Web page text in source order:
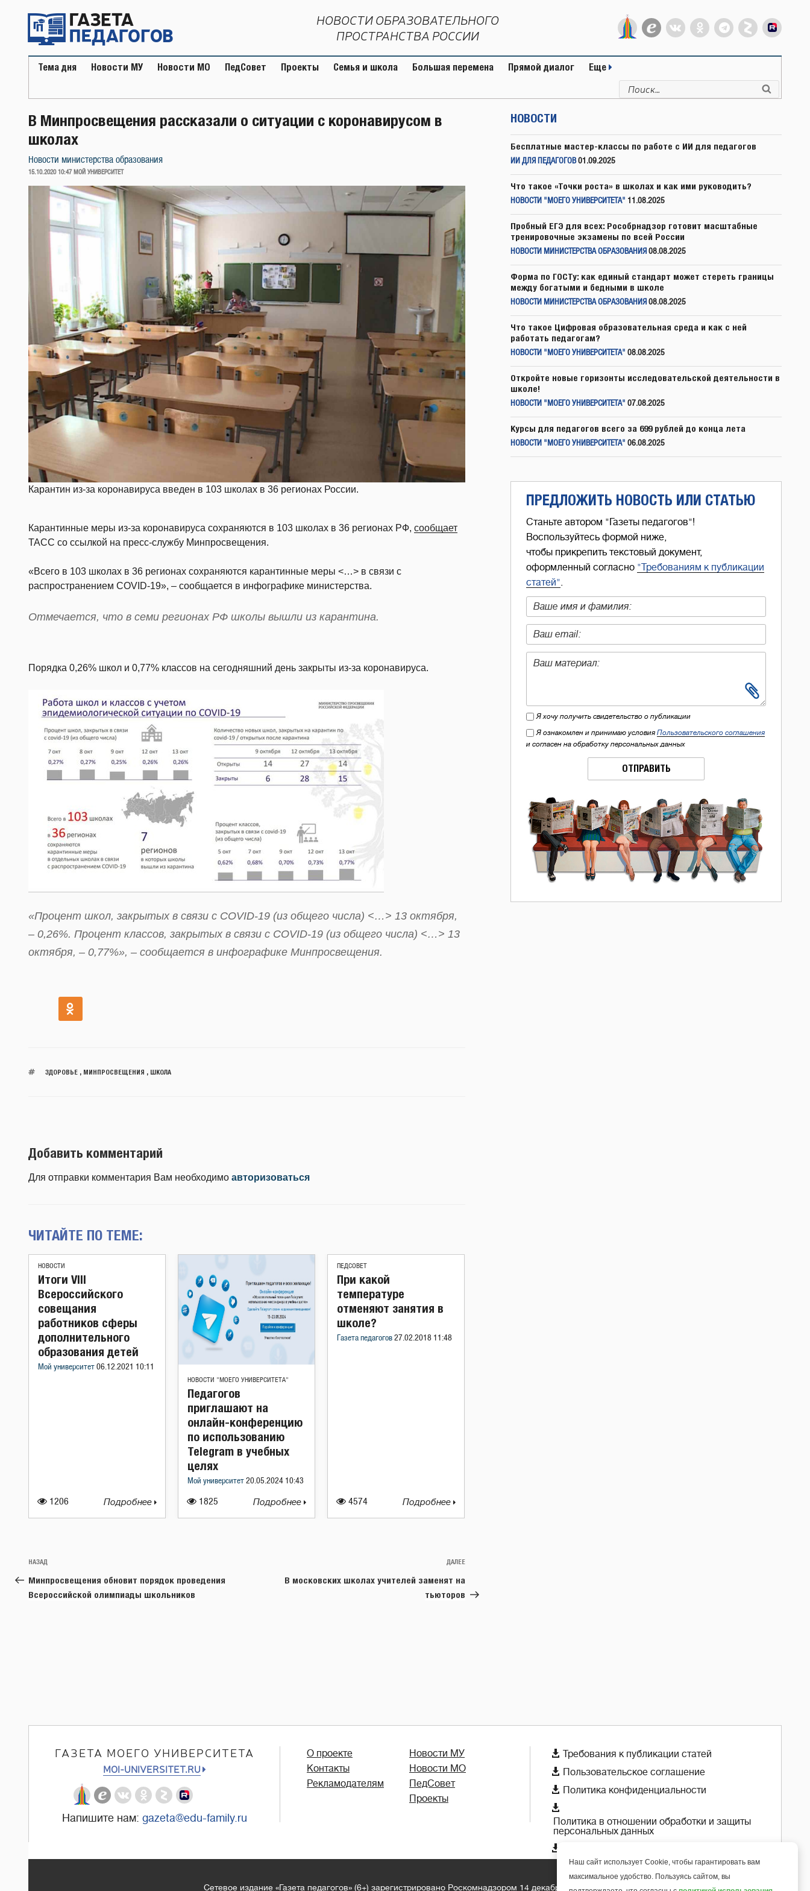
содержимому
НОВОСТИ ОБРАЗОВАТЕЛЬНОГО
ПРОСТРАНСТВА РОССИИ
Тема дня Новости МУ Новости МО ПедСовет Проекты Семья и школа Большая перемена Прямой диалог Еще
Искать:
В Минпросвещения рассказали о ситуации с коронавирусом в
школах
Новости министерства образования
ОПУБЛИКОВАНО
15.10.2020 10:47 МОЙ УНИВЕРСИТЕТ
Карантин из-за коронавируса введен в 103 школах в 36 регионах России.
Карантинные меры из-за коронавируса сохраняются в 103 школах в 36 регионах РФ, сообщает
ТАСС со ссылкой на пресс-службу Минпросвещения.
«Всего в 103 школах в 36 регионах сохраняются карантинные меры <…> в связи с
распространением COVID-19», – сообщается в инфографике министерства.
Отмечается, что в семи регионах РФ школы вышли из карантина.
Порядка 0,26% школ и 0,77% классов на сегодняшний день закрыты из-за коронавируса.
«Процент школ, закрытых в связи с COVID-19 (из общего числа) <…> 13 октября,
– 0,26%. Процент классов, закрытых в связи с COVID-19 (из общего числа) <…> 13
октября, – 0,77%», – сообщается в инфографике Минпросвещения.
ЗДОРОВЬЕ, МИНПРОСВЕЩЕНИЯ , ШКОЛА
Добавить комментарий
Для отправки комментария Вам необходимо авторизоваться
ЧИТАЙТЕ ПО ТЕМЕ:
НОВОСТИ
1206
Итоги VIII
Всероссийского
совещания
работников сферы
дополнительного
образования детей
Мой университет 06.12.2021 10:11
Подробнее
НОВОСТИ "МОЕГО УНИВЕРСИТЕТА"
1825
Педагогов
приглашают на
онлайн-конференцию
по использованию
Telegram в учебных
целях
Мой университет 20.05.2024 10:43
Подробнее
ПЕДСОВЕТ
4574
При какой
температуре
отменяют занятия в
школе?
Газета педагогов 27.02.2018 11:48
Подробнее
Навигация
по
записям
Предыдущая
запись:
НАЗАД
Минпросвещения обновит порядок проведения
Всероссийской олимпиады школьников
Следующая
ДАЛЕЕ
В московских школах учителей заменят на
тьюторов
НОВОСТИ
Бесплатные мастер-классы по работе с ИИ для педагогов
ИИ ДЛЯ ПЕДАГОГОВ 01.09.2025
Что такое «Точки роста» в школах и как ими руководить?
НОВОСТИ "МОЕГО УНИВЕРСИТЕТА" 11.08.2025
Пробный ЕГЭ для всех: Рособрнадзор готовит масштабные
тренировочные экзамены по всей России
НОВОСТИ МИНИСТЕРСТВА ОБРАЗОВАНИЯ 08.08.2025
Форма по ГОСТу: как единый стандарт может стереть границы
между богатыми и бедными в школе
НОВОСТИ МИНИСТЕРСТВА ОБРАЗОВАНИЯ 08.08.2025
Что такое Цифровая образовательная среда и как с ней
работать педагогам?
НОВОСТИ "МОЕГО УНИВЕРСИТЕТА" 08.08.2025
Откройте новые горизонты исследовательской деятельности в
школе!
НОВОСТИ "МОЕГО УНИВЕРСИТЕТА" 07.08.2025
Курсы для педагогов всего за 699 рублей до конца лета
НОВОСТИ "МОЕГО УНИВЕРСИТЕТА" 06.08.2025
ПРЕДЛОЖИТЬ НОВОСТЬ ИЛИ СТАТЬЮ
Станьте автором "Газеты педагогов"!
Воспользуйтесь формой ниже,
чтобы прикрепить текстовый документ,
оформленный согласно "Требованиям к публикации
статей".
Я хочу получить свидетельство о публикации
Я ознакомлен и принимаю условия Пользовательского соглашения
и согласен на обработку персональных данных
ОТПРАВИТЬ
ГАЗЕТА МОЕГО УНИВЕРСИТЕТА
MOI-UNIVERSITET.RU
Напишите нам: gazeta@edu-family.ru
О проекте
Контакты
Рекламодателям
Новости МУ
Новости МО
ПедСовет
Проекты
 Требования к публикации статей
 Пользовательское соглашение
 Политика конфиденциальности

Политика в отношении обработки и защиты
персональных данных

Сетевое издание «Газета педагогов» (6+) зарегистрировано Роскомнадзором 14 декабря 2018 года
Наш сайт использует Cookie, чтобы гарантировать вам
максимальное удобство. Пользуясь сайтом, вы